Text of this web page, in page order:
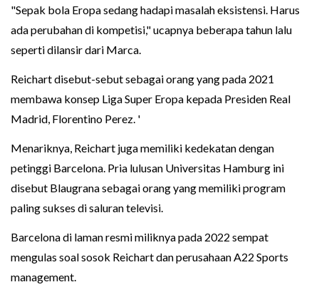
"Sepak bola Eropa sedang hadapi masalah eksistensi. Harus
ada perubahan di kompetisi," ucapnya beberapa tahun lalu
seperti dilansir dari Marca.
Reichart disebut-sebut sebagai orang yang pada 2021
membawa konsep Liga Super Eropa kepada Presiden Real
Madrid, Florentino Perez. '
Menariknya, Reichart juga memiliki kedekatan dengan
petinggi Barcelona. Pria lulusan Universitas Hamburg ini
disebut Blaugrana sebagai orang yang memiliki program
paling sukses di saluran televisi.
Barcelona di laman resmi miliknya pada 2022 sempat
mengulas soal sosok Reichart dan perusahaan A22 Sports
management.